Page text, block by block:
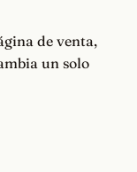
de venta,
un solo